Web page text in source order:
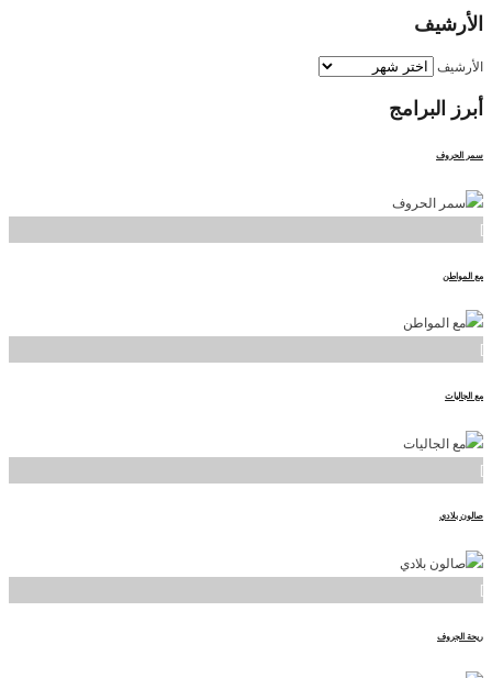
الأرشيف
الأرشيف
أبرز البرامج
سمر الحروف
]
مع المواطن
]
مع الجاليات
]
صالون بلادي
]
ريحة الجروف